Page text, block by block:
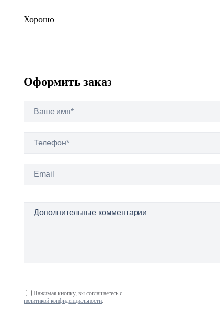
Хорошо
Оформить заказ
Нажимая кнопку, вы соглашаетесь с
политикой конфиденциальности.